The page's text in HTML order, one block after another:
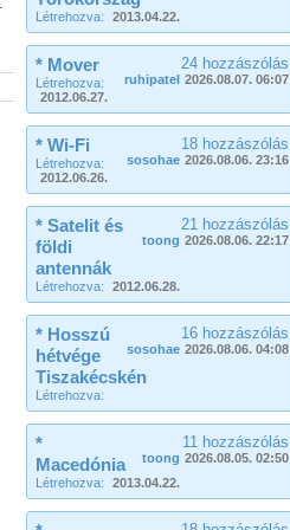
Beküldte:Okrauss
A bejárt területen szinte minden
nevezetességet meglátogattunk....
Peloponnészosz
Beküldte:Nemo25
"G dúrban zúgják a fákon a
kabócák..."
Erdélyi körutazás
Beküldte:GaborApa
Létrehozva: 2013.04.22.
24 hozzászólás
ruhipatel 2026.08.07. 06:07
* Mover
Létrehozva:
2012.06.27.
18 hozzászólás
sosohae 2026.08.06. 23:16
* Wi-Fi
Létrehozva:
2012.06.26.
21 hozzászólás
toong 2026.08.06. 22:17
* Satelit és
földi
antennák
Létrehozva: 2012.06.28.
16 hozzászólás
sosohae 2026.08.06. 04:08
* Hosszú
hétvége
Tiszakécskén
Létrehozva:
11 hozzászólás
toong 2026.08.05. 02:50
*
Macedónia
Létrehozva: 2013.04.22.